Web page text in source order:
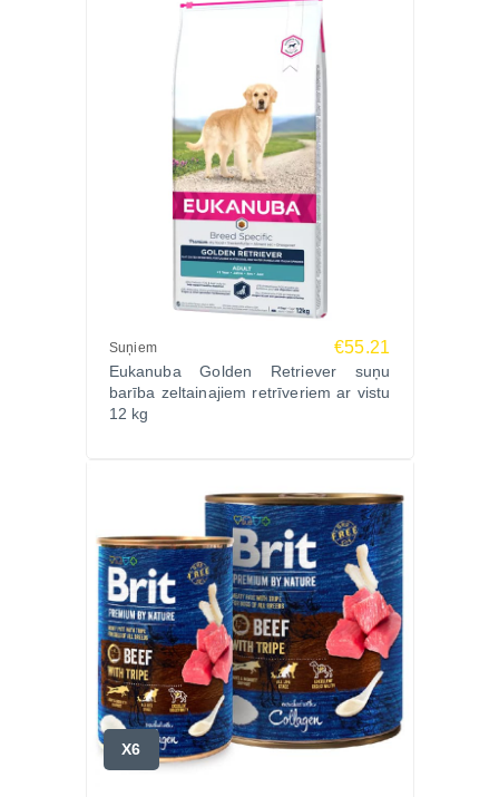
Suņiem €55.21
Eukanuba Golden Retriever suņu
barība zeltainajiem retrīveriem ar vistu
12 kg
X6